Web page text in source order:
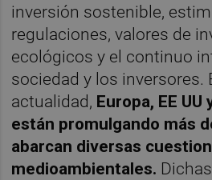
inversión sostenible,
regulaciones, valores de
ecológicos y el continuo
sociedad y los inversores.
actualidad, Europa, EE
están promulgando más
abarcan diversas
medioambientales.